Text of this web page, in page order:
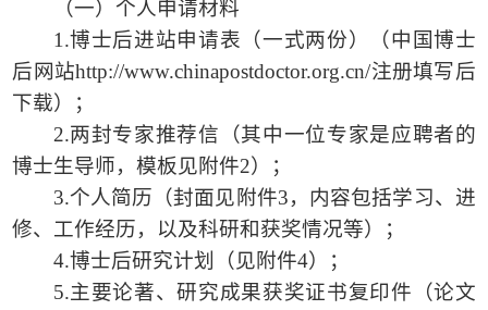
（一）个人申请材料
1.博士后进站申请表（一式两份）（中国博士
后网站http://www.chinapostdoctor.org.cn/注册填写后
下载）；
2.两封专家推荐信（其中一位专家是应聘者的
博士生导师，模板见附件2）；
3.个人简历（封面见附件3，内容包括学习、进
修、工作经历，以及科研和获奖情况等）；
4.博士后研究计划（见附件4）；
5.主要论著、研究成果获奖证书复印件（论文